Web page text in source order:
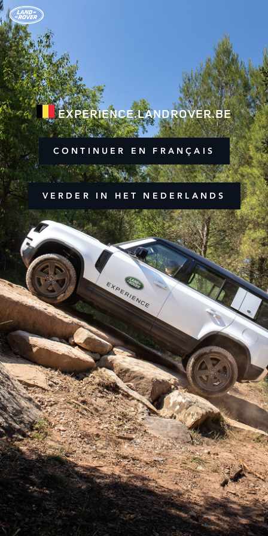
EXPERIENCE.LANDROVER.BE
CONTINUER EN FRANÇAIS
VERDER IN HET NEDERLANDS